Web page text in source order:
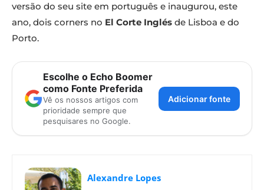
versão do seu site em português e inaugurou, este
ano, dois corners no El Corte Inglés de Lisboa e do
Porto.
Escolhe o Echo Boomer
como Fonte Preferida
Vê os nossos artigos com
prioridade sempre que
pesquisares no Google.
Adicionar fonte
Alexandre Lopes